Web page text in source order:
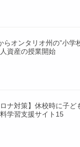
らオンタリオ州の”小学
資産の授業開始
ロナ対策】休校時に子
学習支援サイト15